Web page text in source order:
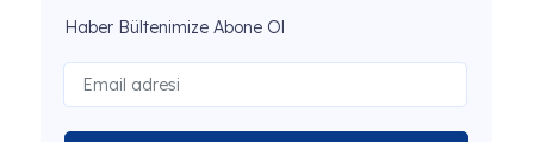
Haber Bültenimize Abone Ol